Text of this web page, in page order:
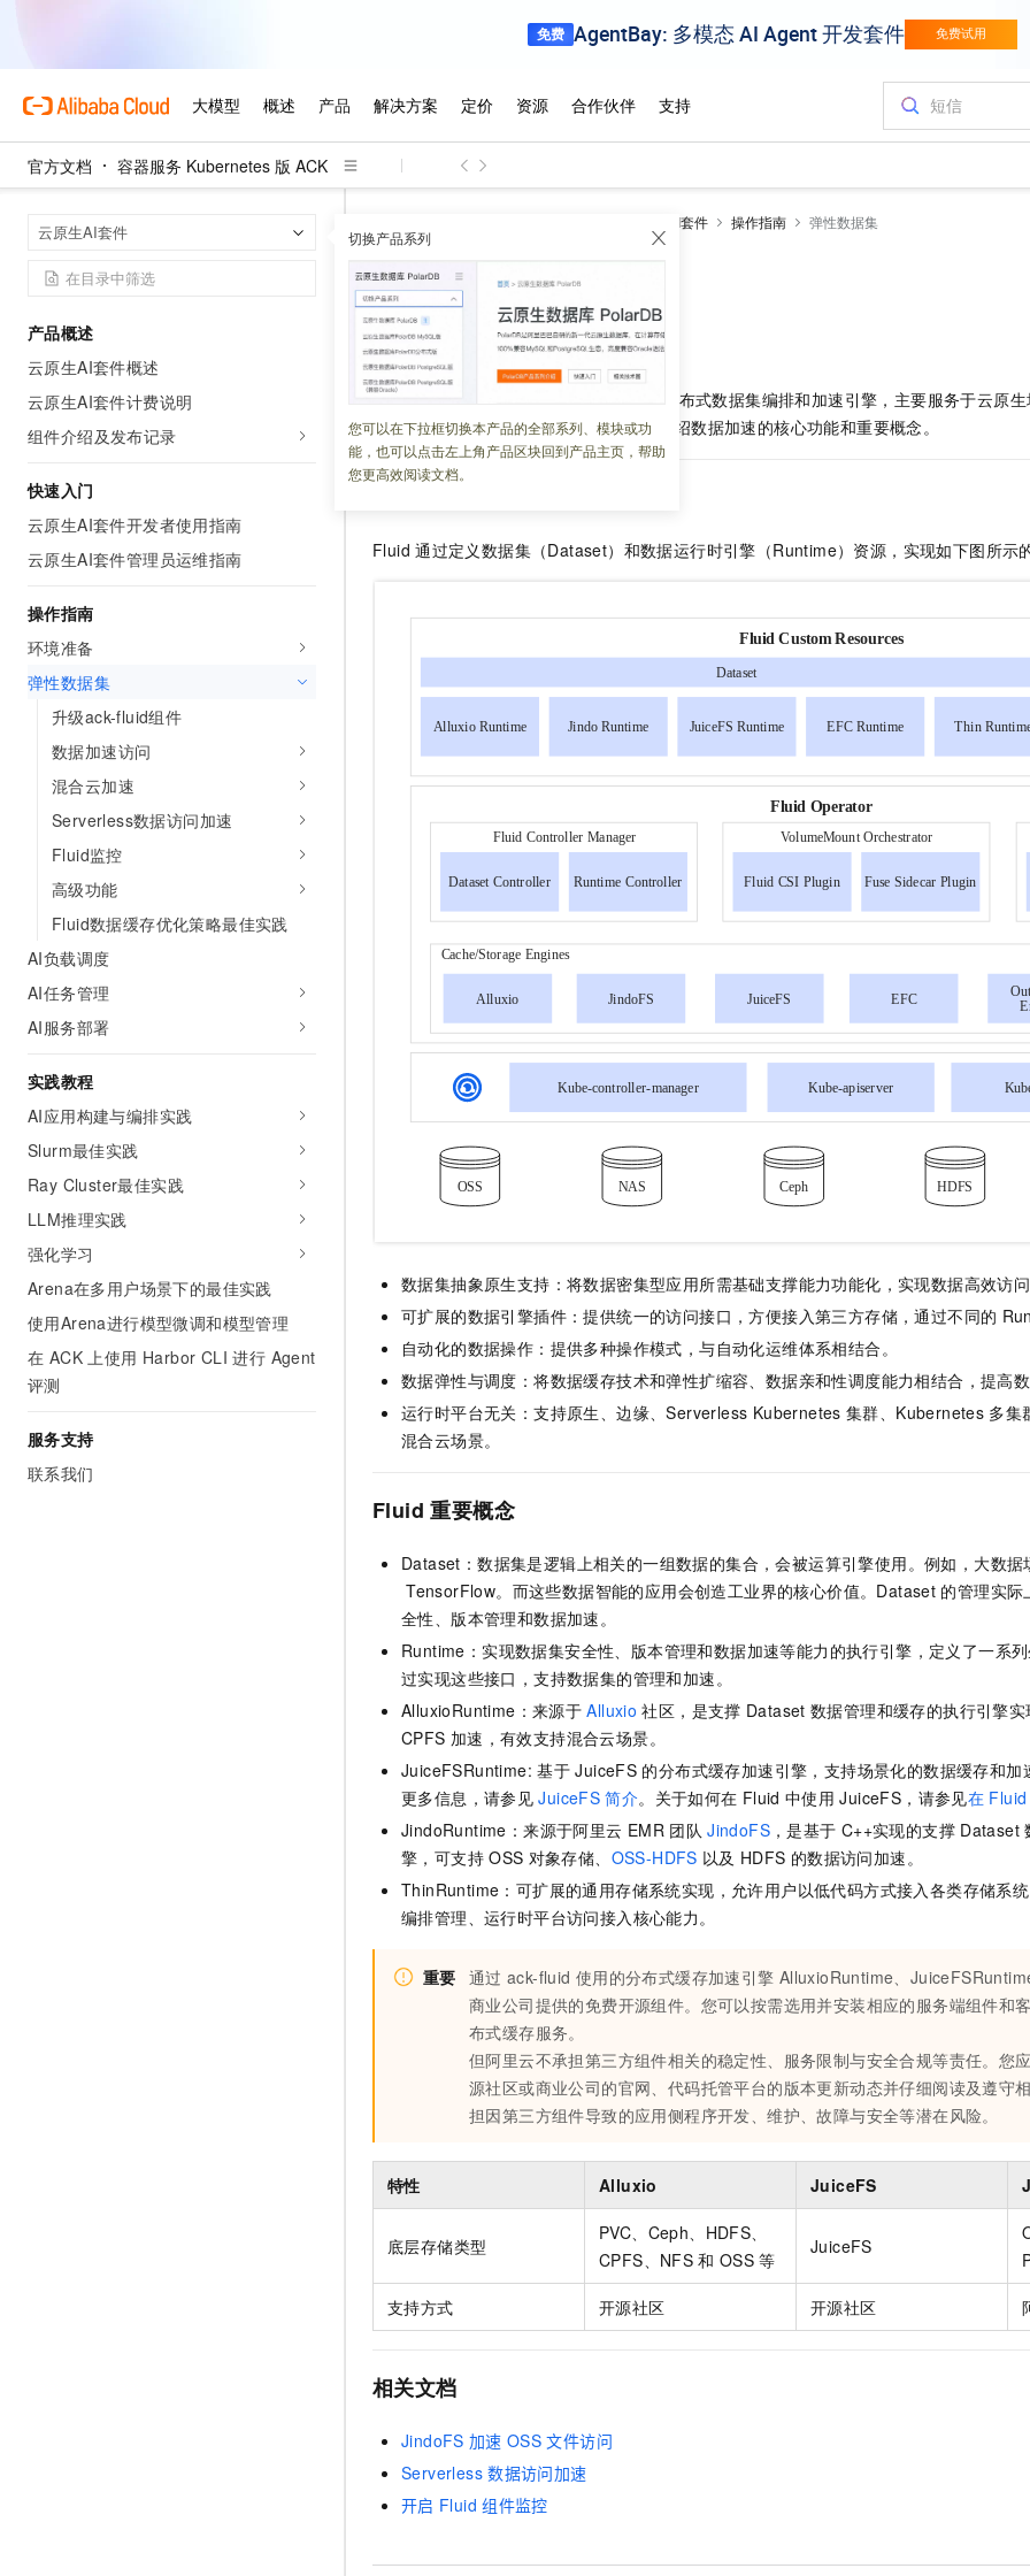
官方文档 容器服务 Kubernetes 版 ACK
云原生AI套件 切换产品系列
您可以在下拉框切换本产品的全部系列、模块或功
能，也可以点击左上角产品区块回到产品主页，帮助
您更高效阅读文档。
产品概述
云原生AI套件概述
云原生AI套件计费说明
组件介绍及发布记录
快速入门
云原生AI套件开发者使用指南
云原生AI套件管理员运维指南
操作指南
环境准备
弹性数据集
升级ack-fluid组件
数据加速访问
混合云加速
Serverless数据访问加速
Fluid监控
高级功能
Fluid数据缓存优化策略最佳实践
AI负载调度
AI任务管理
AI服务部署
实践教程
AI应用构建与编排实践
Slurm最佳实践
Ray Cluster最佳实践
LLM推理实践
强化学习
Arena在多用户场景下的最佳实践
使用Arena进行模型微调和模型管理
在 ACK 上使用 Harbor CLI 进行 Agent
评测
服务支持
联系我们
云原生AI套件 操作指南 弹性数据集
数据加速Fluid概述
更新时间： 2025-11-17 06:28:12
Fluid
原生的分布式数据集编排和加速引擎，主要服务于云原
用，例如大数据应用、AI 应用等。本文介绍数据加速的核心功能和重要概念。
Fluid 通过定义数据集（Dataset）和数据运行时引擎（Runtime）资源，实现如下图所示
数据集抽象原生支持：将数据密集型应用所需基础支撑能力功能化，实现数据高效访
可扩展的数据引擎插件：提供统一的访问接口，方便接入第三方存储，通过不同的
自动化的数据操作：提供多种操作模式，与自动化运维体系相结合。
数据弹性与调度：将数据缓存技术和弹性扩缩容、数据亲和性调度能力相结合，提高
运行时平台无关：支持原生、边缘、Serverless Kubernetes 集群、Kubernetes 多集
混合云场景。
Fluid 重要概念
Dataset：数据集是逻辑上相关的一组数据的集合，会被运算引擎使用。例如，大数据
TensorFlow。而这些数据智能的应用会创造工业界的核心价值。Dataset 的管理实际
全性、版本管理和数据加速。
Runtime：实现数据集安全性、版本管理和数据加速等能力的执行引擎，定义了一系
过实现这些接口，支持数据集的管理和加速。
AlluxioRuntime：来源于 Alluxio 社区，是支撑 Dataset 数据管理和缓存的执行引擎
CPFS 加速，有效支持混合云场景。
JuiceFSRuntime: 基于 JuiceFS 的分布式缓存加速引擎，支持场景化的数据缓存和加
更多信息，请参见 JuiceFS 简介。关于如何在 Fluid 中使用 JuiceFS，请参见在 Fluid
JindoRuntime：来源于阿里云 EMR 团队 JindoFS ，是基于 C++实现的支撑 Dataset
擎，可支持 OSS 对象存储、 OSS-HDFS 以及 HDFS 的数据访问加速。
ThinRuntime：可扩展的通用存储系统实现，允许用户以低代码方式接入各类存储系
编排管理、运行时平台访问接入核心能力。
重要 通过 ack-fluid 使用的分布式缓存加速引擎 AlluxioRuntime、
商业公司提供的免费开源组件。您可以按需选用并安装相应的服务端组件和
布式缓存服务。
但阿里云不承担第三方组件相关的稳定性、服务限制与安全合规等责任。您
源社区或商业公司的官网、代码托管平台的版本更新动态并仔细阅读及遵守
担因第三方组件导致的应用侧程序开发、维护、故障与安全等潜在风险。
特性 Alluxio JuiceFS
底层存储类型
PVC、Ceph、HDFS、
CPFS、NFS 和 OSS 等
JuiceFS
支持方式 开源社区 开源社区
相关文档
JindoFS 加速 OSS 文件访问
Serverless 数据访问加速
开启 Fluid 组件监控